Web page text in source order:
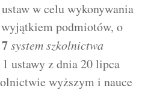
w celu wykonywania
podmiotów, o
7system szkolnictwa
ustawy z dnia 20 lipca
wyższym i nauce